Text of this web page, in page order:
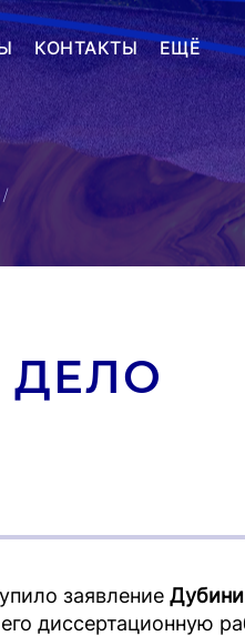
КОНТАКТЫ ЕЩЁ
ДЕЛО
заявление
диссертационную